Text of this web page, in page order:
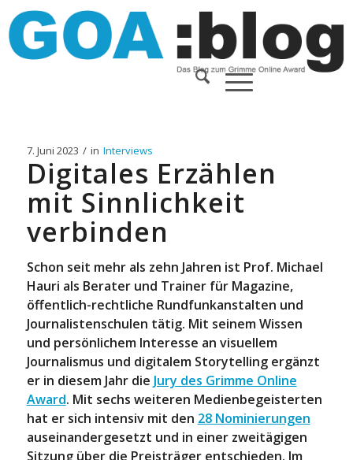
7. Juni 2023 / in Interviews
Digitales Erzählen
mit Sinnlichkeit
verbinden
Schon seit mehr als zehn Jahren ist Prof. Michael
Hauri als Berater und Trainer für Magazine,
öffentlich-rechtliche Rundfunkanstalten und
Journalistenschulen tätig. Mit seinem Wissen
und persönlichem Interesse an visuellem
Journalismus und digitalem Storytelling ergänzt
er in diesem Jahr die Jury des Grimme Online
Award. Mit sechs weiteren Medienbegeisterten
hat er sich intensiv mit den 28 Nominierungen
auseinandergesetzt und in einer zweitägigen
Sitzung über die Preisträger entschieden. Im